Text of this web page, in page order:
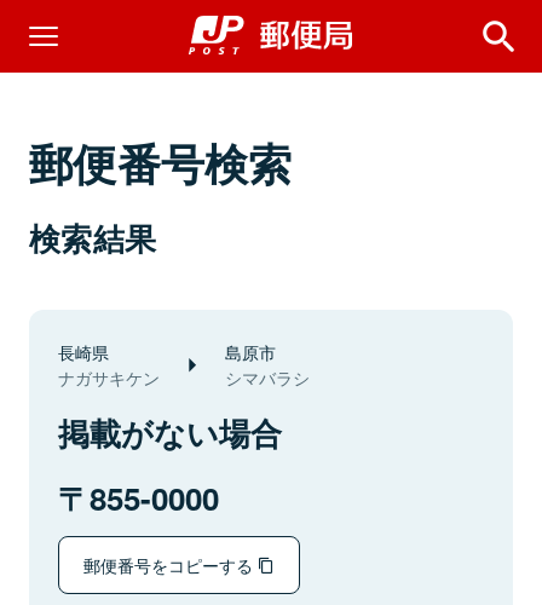
郵便番号検索
検索結果
長崎県
ナガサキケン
島原市
シマバラシ
掲載がない場合
855-0000
郵便番号をコピーする